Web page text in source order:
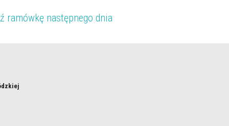
ramówkę następnego dnia